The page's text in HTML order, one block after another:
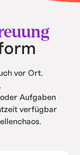
vor Ort.
Aufgaben
verfügbar